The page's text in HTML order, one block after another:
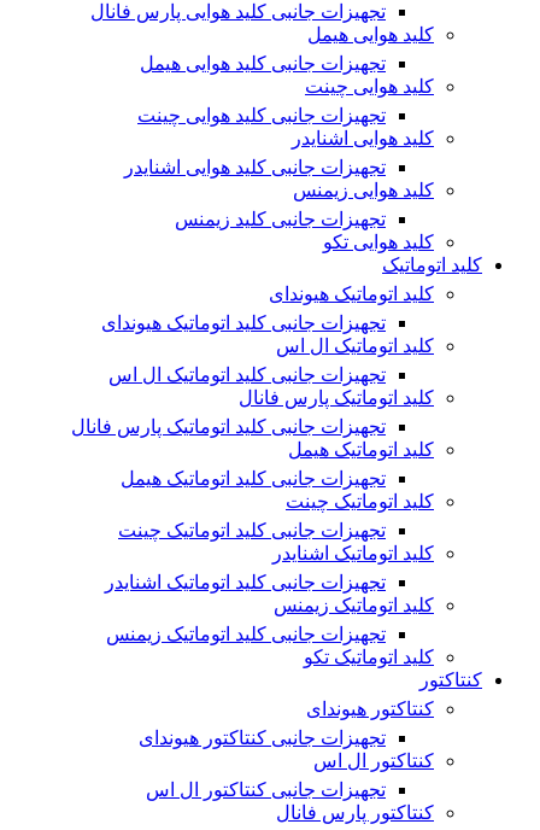
تجهیزات جانبی کلید هوایی پارس فانال
کلید هوایی هیمل
تجهیزات جانبی کلید هوایی هیمل
کلید هوایی چینت
تجهیزات جانبی کلید هوایی چینت
کلید هوایی اشنایدر
تجهیزات جانبی کلید هوایی اشنایدر
کلید هوایی زیمنس
تجهیزات جانبی کلید زیمنس
کلید هوایی تکو
کلید اتوماتیک
کلید اتوماتیک هیوندای
تجهیزات جانبی کلید اتوماتیک هیوندای
کلید اتوماتیک ال اس
تجهیزات جانبی کلید اتوماتیک ال اس
کلید اتوماتیک پارس فانال
تجهیزات جانبی کلید اتوماتیک پارس فانال
کلید اتوماتیک هیمل
تجهیزات جانبی کلید اتوماتیک هیمل
کلید اتوماتیک چینت
تجهیزات جانبی کلید اتوماتیک چینت
کلید اتوماتیک اشنایدر
تجهیزات جانبی کلید اتوماتیک اشنایدر
کلید اتوماتیک زیمنس
تجهیزات جانبی کلید اتوماتیک زیمنس
کلید اتوماتیک تکو
کنتاکتور
کنتاکتور هیوندای
تجهیزات جانبی کنتاکتور هیوندای
کنتاکتور ال اس
تجهیزات جانبی کنتاکتور ال اس
کنتاکتور پارس فانال